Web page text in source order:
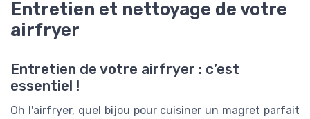
Entretien et nettoyage de votre
airfryer
Entretien de votre airfryer : c’est
essentiel !
Oh l'airfryer, quel bijou pour cuisiner un magret parfait